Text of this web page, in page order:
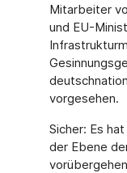
Mitarbeiter
und EU-
vorgesehen.
Sicher: Es
der Ebene